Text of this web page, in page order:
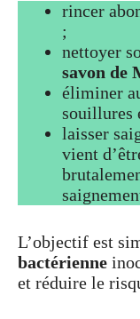
rincer
;
nettoyer
savon de
éliminer
souillures
laisser
vient
L’objectif est
bactérienne
et réduire le